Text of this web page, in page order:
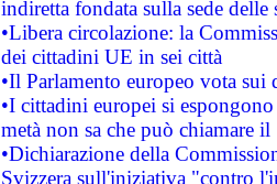
indiretta fondata sulla sede delle
•Libera circolazione: la
dei cittadini UE in sei città
•Il Parlamento europeo vota sui
•I cittadini europei si
metà non sa che può chiamare
•Dichiarazione della
Svizzera sull'iniziativa "contro